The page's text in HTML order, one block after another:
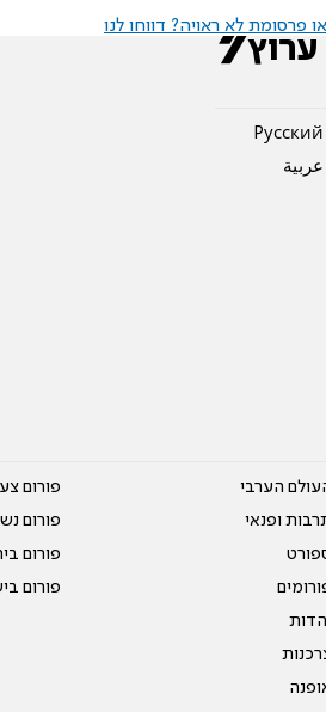
פרסומת לא ראויה? דווחו לנו
Pусский
عربية
הערבי
ופנאי
פורום
פורום
פורום
פורום